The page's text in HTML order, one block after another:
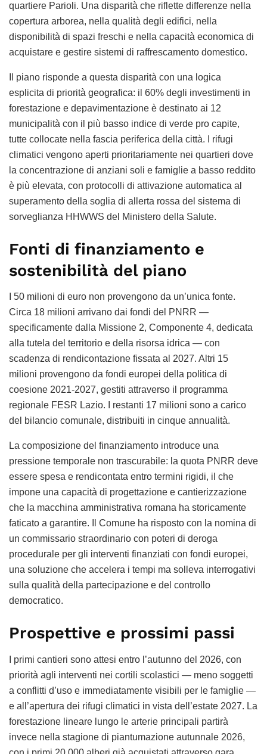
quartiere Parioli. Una disparità che riflette differenze nella
copertura arborea, nella qualità degli edifici, nella
disponibilità di spazi freschi e nella capacità economica di
acquistare e gestire sistemi di raffrescamento domestico.
Il piano risponde a questa disparità con una logica
esplicita di priorità geografica: il 60% degli investimenti in
forestazione e depavimentazione è destinato ai 12
municipalità con il più basso indice di verde pro capite,
tutte collocate nella fascia periferica della città. I rifugi
climatici vengono aperti prioritariamente nei quartieri dove
la concentrazione di anziani soli e famiglie a basso reddito
è più elevata, con protocolli di attivazione automatica al
superamento della soglia di allerta rossa del sistema di
sorveglianza HHWWS del Ministero della Salute.
Fonti di finanziamento e
sostenibilità del piano
I 50 milioni di euro non provengono da un’unica fonte.
Circa 18 milioni arrivano dai fondi del PNRR —
specificamente dalla Missione 2, Componente 4, dedicata
alla tutela del territorio e della risorsa idrica — con
scadenza di rendicontazione fissata al 2027. Altri 15
milioni provengono da fondi europei della politica di
coesione 2021-2027, gestiti attraverso il programma
regionale FESR Lazio. I restanti 17 milioni sono a carico
del bilancio comunale, distribuiti in cinque annualità.
La composizione del finanziamento introduce una
pressione temporale non trascurabile: la quota PNRR deve
essere spesa e rendicontata entro termini rigidi, il che
impone una capacità di progettazione e cantierizzazione
che la macchina amministrativa romana ha storicamente
faticato a garantire. Il Comune ha risposto con la nomina di
un commissario straordinario con poteri di deroga
procedurale per gli interventi finanziati con fondi europei,
una soluzione che accelera i tempi ma solleva interrogativi
sulla qualità della partecipazione e del controllo
democratico.
Prospettive e prossimi passi
I primi cantieri sono attesi entro l’autunno del 2026, con
priorità agli interventi nei cortili scolastici — meno soggetti
a conflitti d’uso e immediatamente visibili per le famiglie —
e all’apertura dei rifugi climatici in vista dell’estate 2027. La
forestazione lineare lungo le arterie principali partirà
invece nella stagione di piantumazione autunnale 2026,